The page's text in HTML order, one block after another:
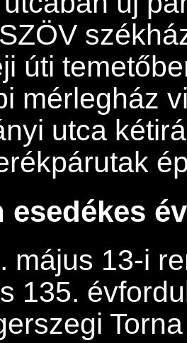
úti
mérlegház
utca
esedékes
május 13-i
135.